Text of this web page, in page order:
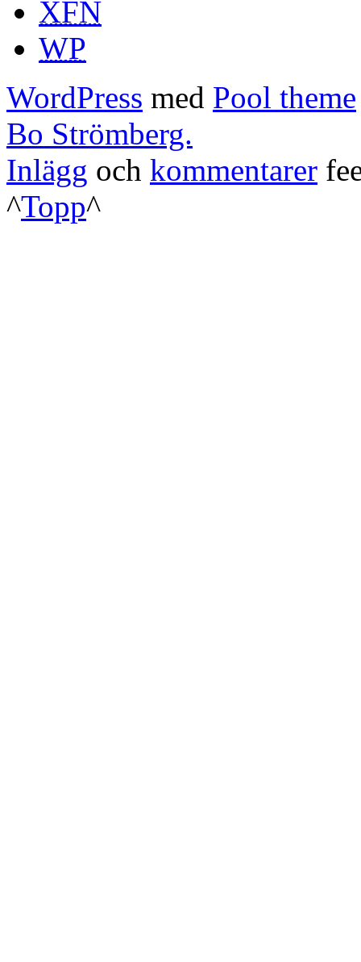
XFN
WP
WordPress med Pool theme
Bo Strömberg.
Inlägg och kommentarer
^Topp^